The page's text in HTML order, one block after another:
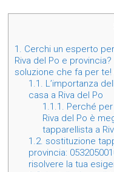
1. Cerchi un esperto
Riva del Po e
soluzione che fa per te!
1.1. L’importanza
casa a Riva del Po
1.1.1. Perché
Riva del Po è
tapparellista a
1.2. sostituzione
provincia:
risolvere la tua